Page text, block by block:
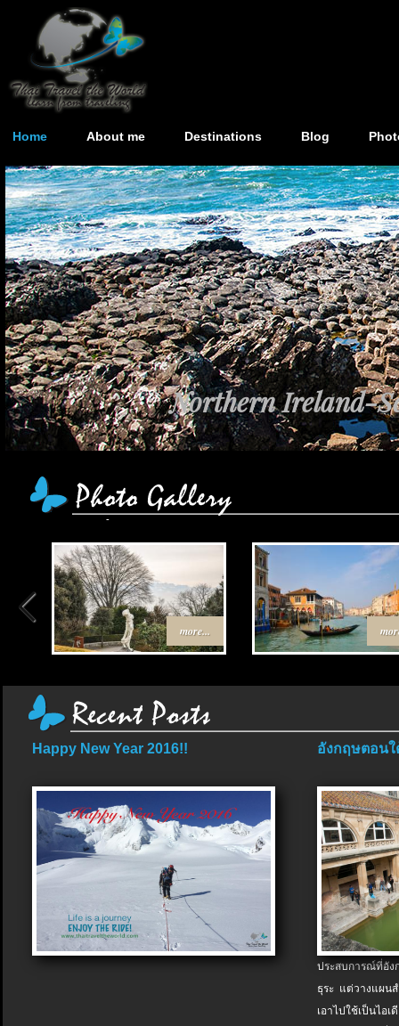
Home About me Destinations Blog
Northern Ireland-
more...
Happy New Year 2016!! อังกฤษตอนใ
ประสบการณ์ที่อัง
ธุระ แต่วางแผน
เอาไปใช้เป็นไอ